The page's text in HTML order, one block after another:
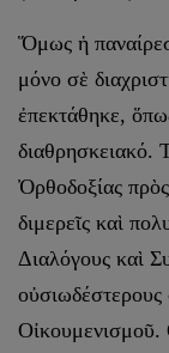
Ὅμως ἡ
μόνο σὲ
ἐπεκτάθηκε,
διαθρησκειακό.
Ὀρθοδοξίας
διμερεῖς καὶ
Διαλόγους καὶ
οὐσιωδέστερους
Οἰκουμενισμοῦ.